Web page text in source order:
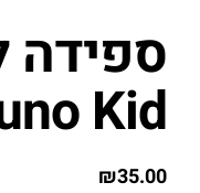
Kid
₪35.00